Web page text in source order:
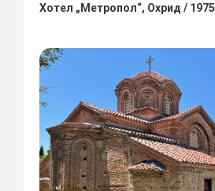
Хотел „Метропол“, Охрид / 1975